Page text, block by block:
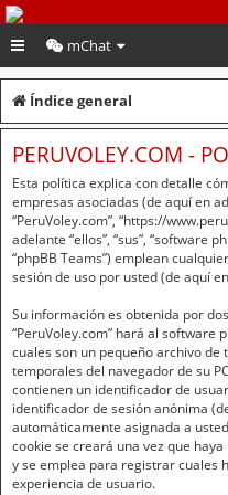
PeruVoley.com
mChat
Índice general
PERUVOLEY.COM -
Esta política explica con detalle
empresas asociadas (de aquí en
“PeruVoley.com”, “https://
adelante “ellos”, “sus”, “software
“phpBB Teams”) emplean
sesión de uso por usted (de aquí
Su información es obtenida por
“PeruVoley.com” hará al software
cuales son un pequeño archivo de
temporales del navegador de su
contienen un identificador de
identificador de sesión anónima
automáticamente asignada a
cookie se creará una vez que
y se emplea para registrar cuales
experiencia de usuario.